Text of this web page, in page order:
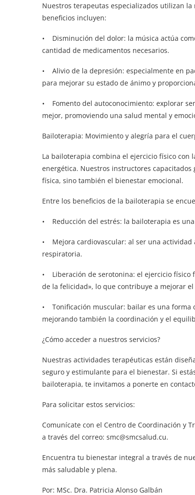
Nuestros terapeutas especializados utilizan
beneficios incluyen:
• Disminución del dolor: la música actúa
cantidad de medicamentos necesarios.
• Alivio de la depresión: especialmente en
para mejorar su estado de ánimo y
• Fomento del autoconocimiento: explorar
mejor, promoviendo una salud mental y
Bailoterapia: Movimiento y alegría para el
La bailoterapia combina el ejercicio físico
energética. Nuestros instructores
física, sino también el bienestar emocional.
Entre los beneficios de la bailoterapia se
• Reducción del estrés: la bailoterapia es
• Mejora cardiovascular: al ser una actividad
respiratoria.
• Liberación de serotonina: el ejercicio físico
de la felicidad», lo que contribuye a mejorar
• Tonificación muscular: bailar es una forma
mejorando también la coordinación y el
¿Cómo acceder a nuestros servicios?
Nuestras actividades terapéuticas están
seguro y estimulante para el bienestar. Si
bailoterapia, te invitamos a ponerte en
Para solicitar estos servicios:
Comunícate con el Centro de Coordinación y
a través del correo: smc@smcsalud.cu.
Encuentra tu bienestar integral a través de
más saludable y plena.
Por: MSc. Dra. Patricia Alonso Galbán